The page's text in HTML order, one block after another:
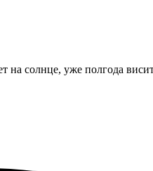
на солнце, уже полгода